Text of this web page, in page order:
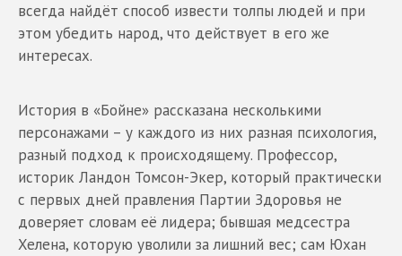
всегда найдёт способ извести толпы людей и при
этом убедить народ, что действует в его же
интересах.
История в «Бойне» рассказана несколькими
персонажами – у каждого из них разная психология,
разный подход к происходящему. Профессор,
историк Ландон Томсон-Экер, который практически
с первых дней правления Партии Здоровья не
доверяет словам её лидера; бывшая медсестра
Хелена, которую уволили за лишний вес; сам Юхан